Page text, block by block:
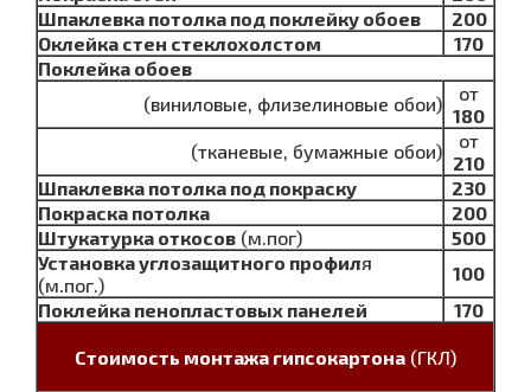
Шпаклевка потолка под поклейку обоев
200
Оклейка стен стеклохолстом
170
Поклейка обоев
(виниловые, флизелиновые обои)
от
180
(тканевые, бумажные обои)
от
210
Шпаклевка потолка под покраску
230
Покраска потолка
200
Штукатурка откосов (м.пог)
500
Установка углозащитного профиля
(м.пог.)
100
Поклейка пенопластовых панелей
170
Стоимость монтажа гипсокартона (ГКЛ)